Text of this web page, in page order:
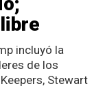
incluyó la
de los
Stewart